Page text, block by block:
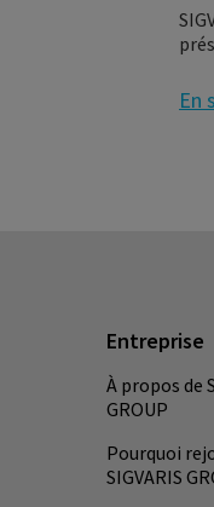
En
Entreprise
À propos de
GROUP
Pourquoi
SIGVARIS